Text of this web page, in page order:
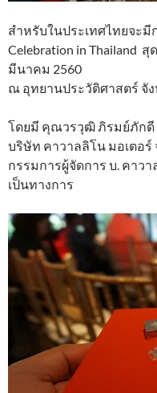
สำหรับในประเทศไทยจะมี
Celebration in Thailand
มีนาคม 2560
ณ อุทยานประวัติศาสตร์ จั
โดยมี คุณวรวุฒิ ภิรมย์ภักดี
บริษัท คาวาลลิโน มอเตอ
กรรมการผู้จัดการ บ. คาวา
เป็นทางการ